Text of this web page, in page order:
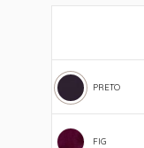
PRETO
FIG